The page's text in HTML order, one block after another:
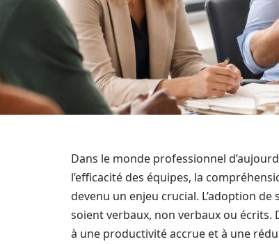
Dans le monde professionnel
l’efficacité des équipes, la
devenu un enjeu crucial. L’adoption
soient verbaux, non verbaux ou
à une productivité accrue et à une